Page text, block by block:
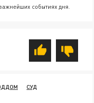
событиях дня.
СУД